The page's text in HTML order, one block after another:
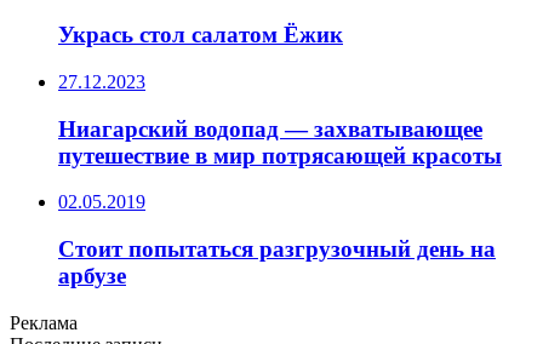
Укрась стол салатом Ёжик
27.12.2023
Ниагарский водопад — захватывающее
путешествие в мир потрясающей красоты
02.05.2019
Стоит попытаться разгрузочный день на
арбузе
Реклама